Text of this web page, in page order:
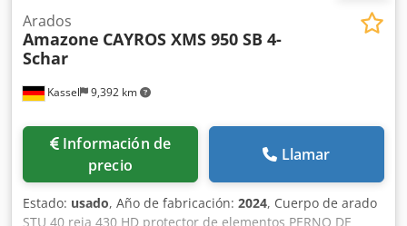
Kassel 9,392 km
Arados
Amazone CAYROS XMS 950 SB 4-
Schar
Información de
precio
Llamar
Estado: usado, Año de fabricación: 2024, Cuerpo de arado
STU 40 reja 430 HD protector de elementos PERNO DE